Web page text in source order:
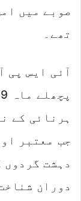
صوبے میں
تھے۔
آئی ایس پی
ہرنائی کے
جب معتبر
دہشت
دوران